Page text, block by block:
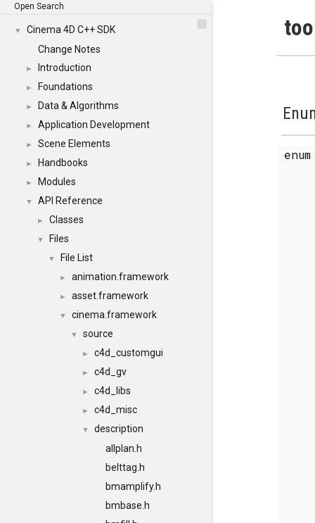
Open Search
▼
Cinema 4D C++ SDK
Change Notes
► Introduction
► Foundations
► Data & Algorithms
► Application Development
► Scene Elements
► Handbooks
► Modules
▼ API Reference
► Classes
▼ Files
▼ File List
► animation.framework
► asset.framework
▼ cinema.framework
▼ source
► c4d_customgui
► c4d_gv
► c4d_libs
► c4d_misc
▼
description
allplan.h
belttag.h
bmamplify.h
bmbase.h